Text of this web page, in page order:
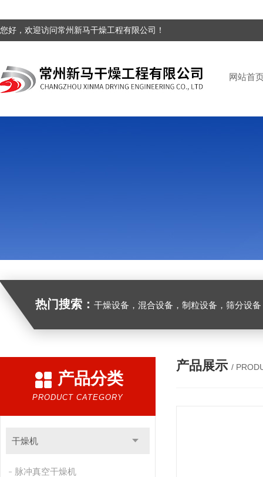
您好，欢迎访问常州新马干燥工程有限公司！
网站首
热门搜索： 干燥设备，混合设备，制粒设备，筛分设
产品分类
PRODUCT CATEGORY
干燥机
脉冲真空干燥机
产品展示 /